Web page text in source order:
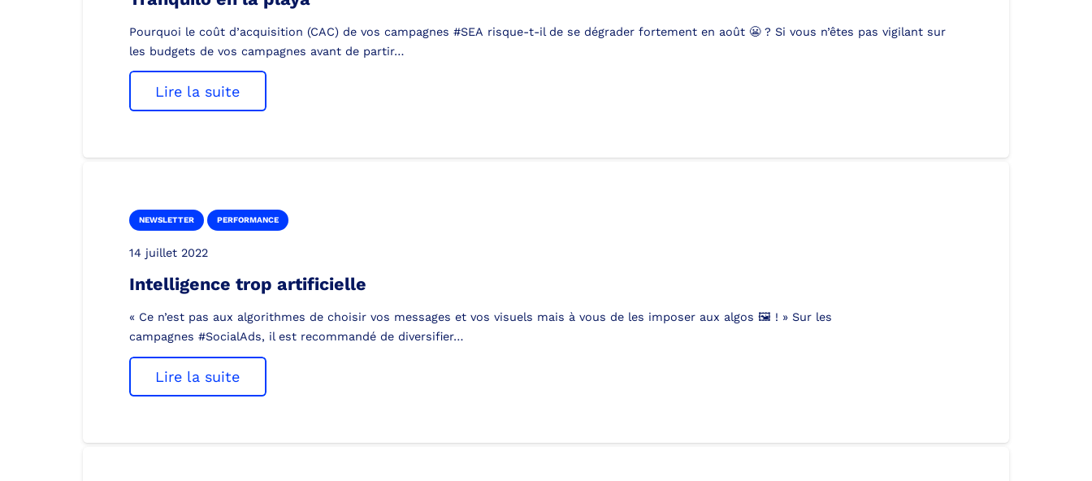
Pourquoi le coût d’acquisition (CAC) de vos campagnes #SEA risque-t-il de se dégrader fortement en août 😬 ? Si vous n’êtes pas vigilant sur
les budgets de vos campagnes avant de partir…
Lire la suite
NEWSLETTER PERFORMANCE
14 juillet 2022
Intelligence trop artificielle
« Ce n’est pas aux algorithmes de choisir vos messages et vos visuels mais à vous de les imposer aux algos 🖼️ ! » Sur les
campagnes #SocialAds, il est recommandé de diversifier…
Lire la suite